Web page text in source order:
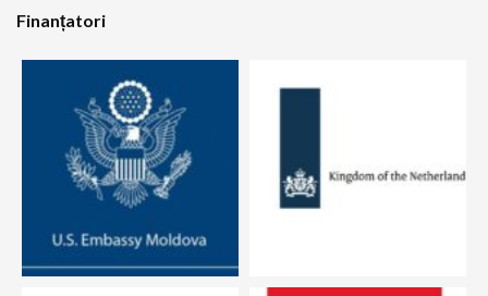
Finanțatori